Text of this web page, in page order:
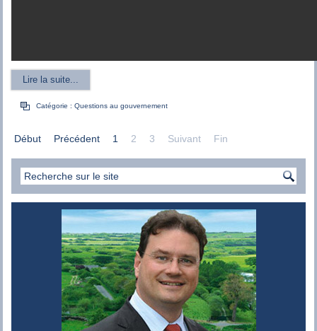
Lire la suite...
Catégorie :Questions au gouvernement
Début Précédent 1 2 3 Suivant Fin